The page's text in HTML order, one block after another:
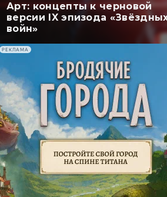
Арт: концепты к черновой
версии IX эпизода
войн»
РЕКЛАМА